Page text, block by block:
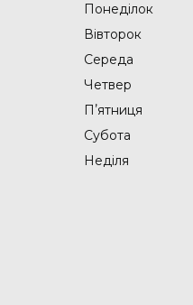
Понеділок
Вівторок
Середа
Четвер
Пʼятниця
Субота
Неділя